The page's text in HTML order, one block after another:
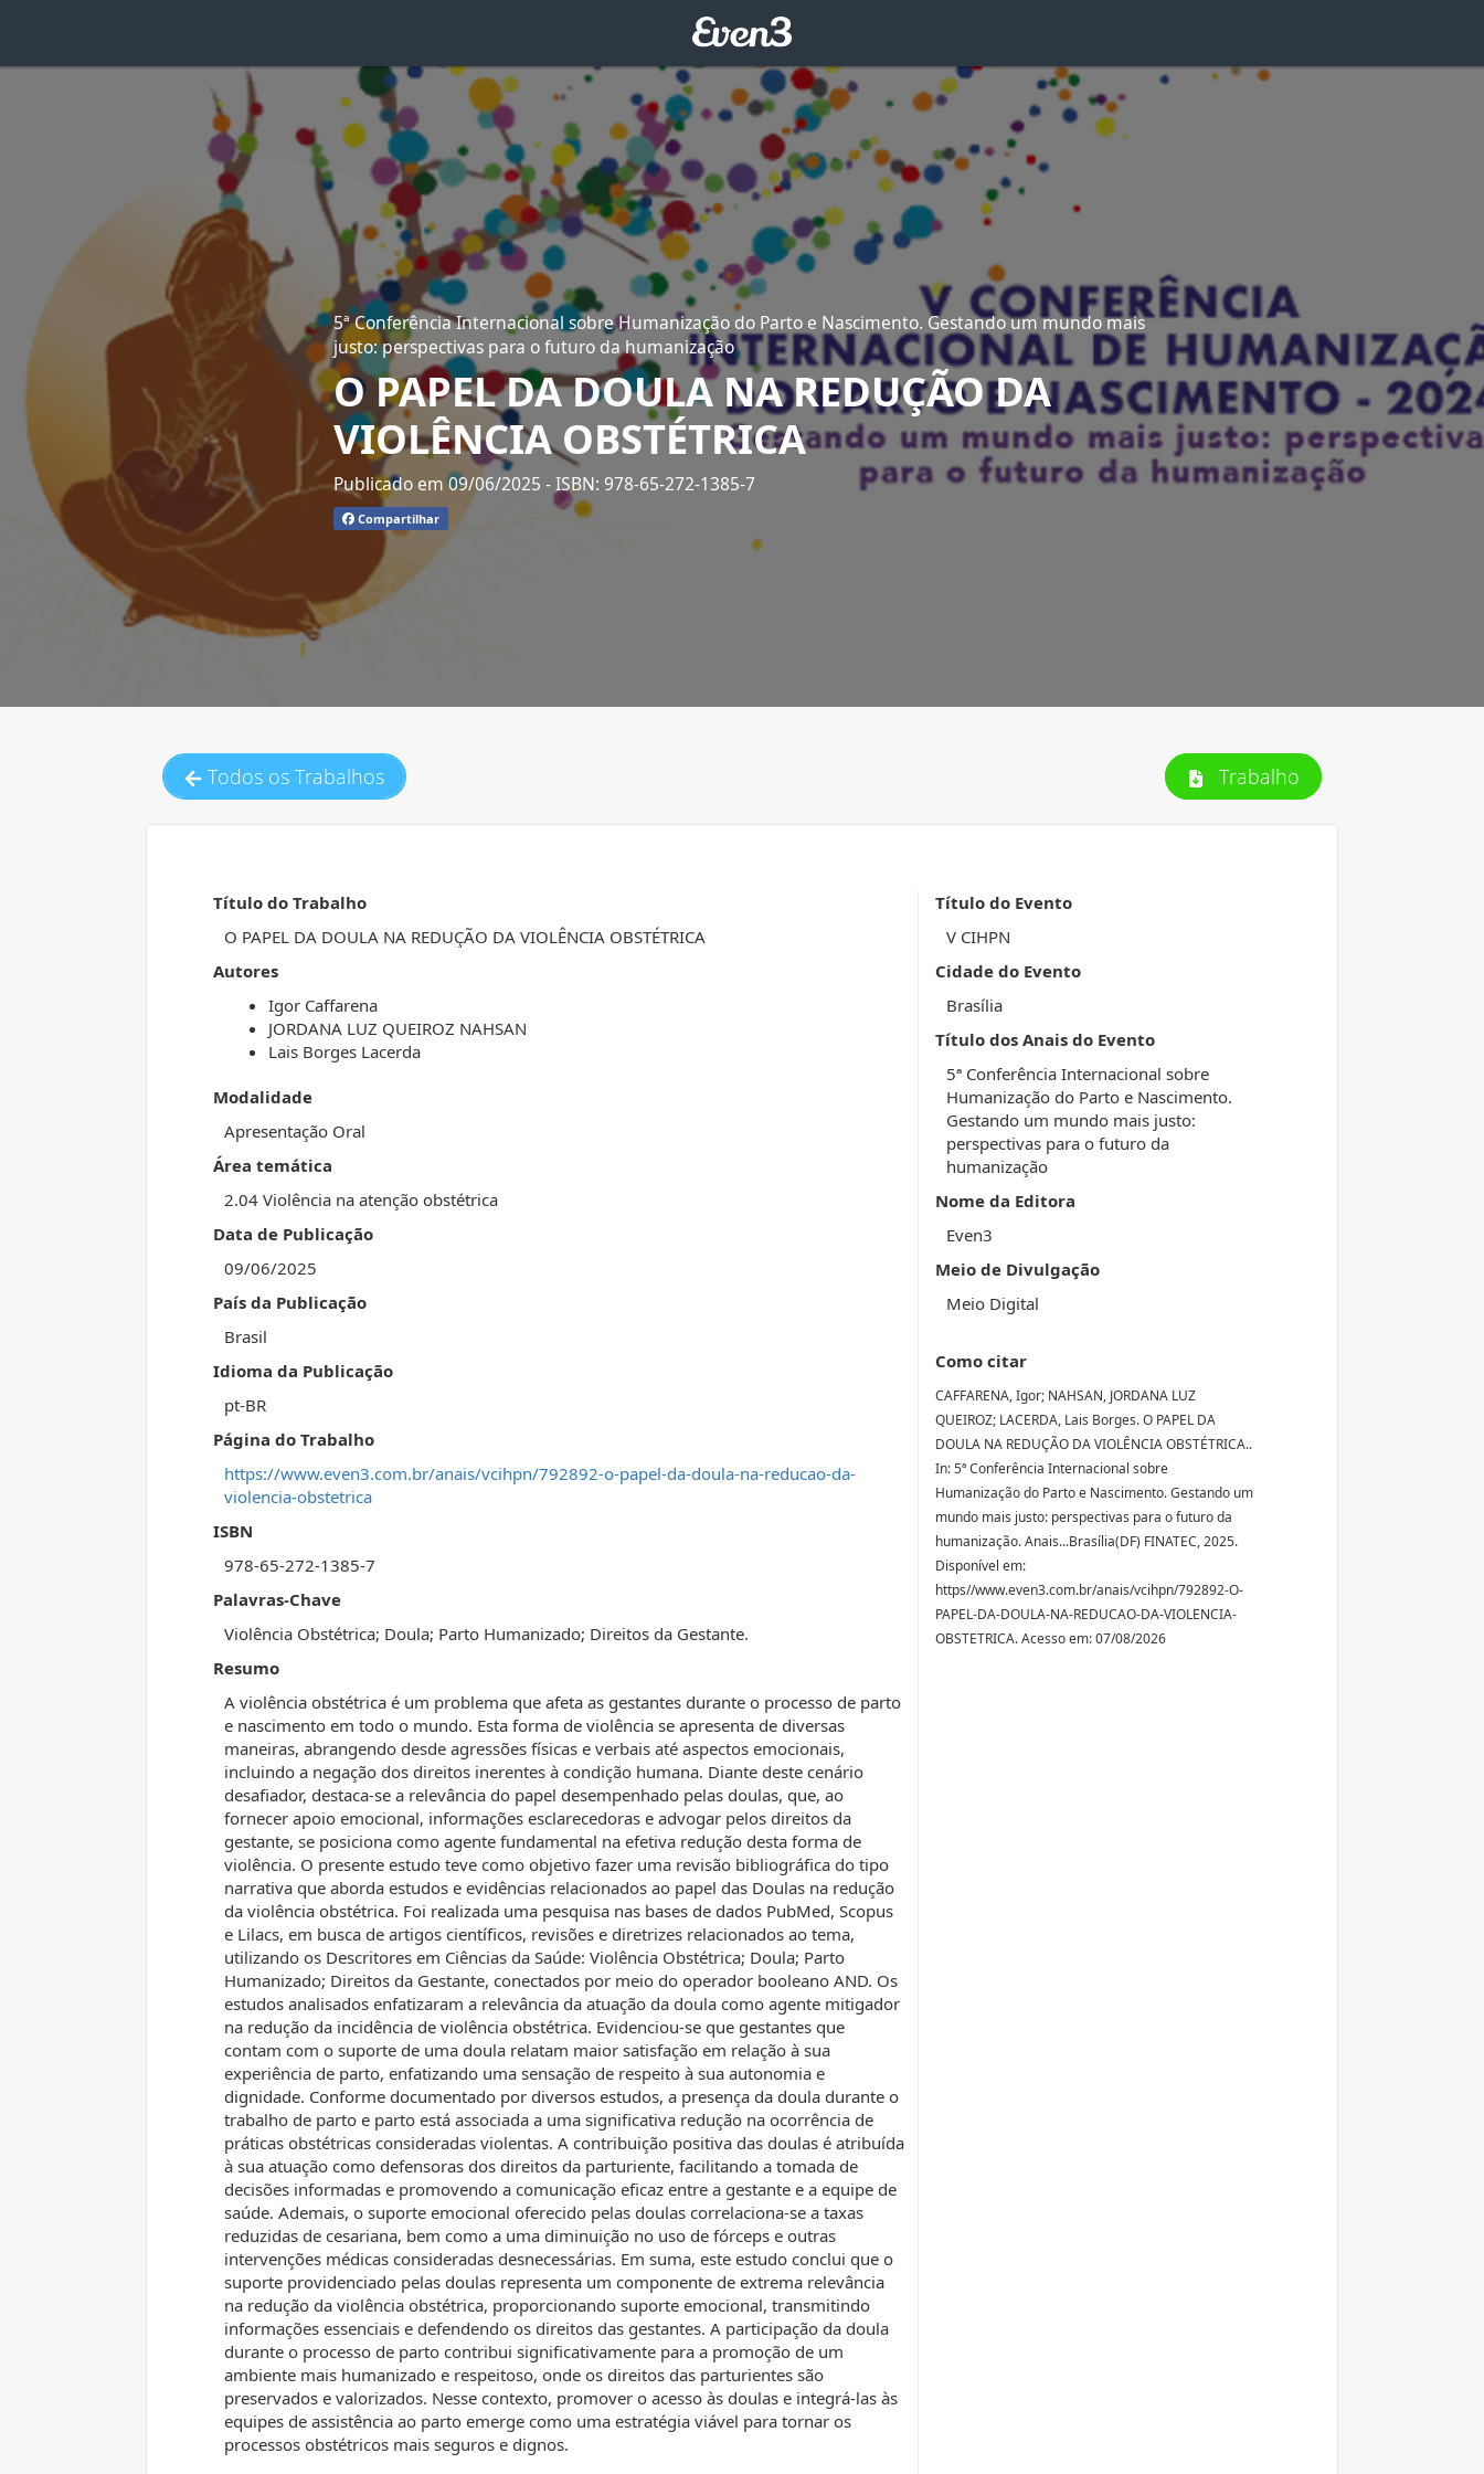
5ª Conferência Internacional sobre Humanização do Parto e Nascimento. Gestando um mundo mais
justo: perspectivas para o futuro da humanização
O PAPEL DA DOULA NA REDUÇÃO DA
VIOLÊNCIA OBSTÉTRICA
Publicado em 09/06/2025- ISBN: 978-65-272-1385-7
Compartilhar
Todos os Trabalhos Trabalho
Título do Trabalho
O PAPEL DA DOULA NA REDUÇÃO DA VIOLÊNCIA OBSTÉTRICA
Autores
Igor Caffarena
JORDANA LUZ QUEIROZ NAHSAN
Lais Borges Lacerda
Modalidade
Apresentação Oral
Área temática
2.04 Violência na atenção obstétrica
Data de Publicação
09/06/2025
País da Publicação
Brasil
Idioma da Publicação
pt-BR
Página do Trabalho
https://www.even3.com.br/anais/vcihpn/792892-o-papel-da-doula-na-reducao-da-
violencia-obstetrica
ISBN
978-65-272-1385-7
Palavras-Chave
Violência Obstétrica; Doula; Parto Humanizado; Direitos da Gestante.
Resumo
A violência obstétrica é um problema que afeta as gestantes durante o processo de parto
e nascimento em todo o mundo. Esta forma de violência se apresenta de diversas
maneiras, abrangendo desde agressões físicas e verbais até aspectos emocionais,
incluindo a negação dos direitos inerentes à condição humana. Diante deste cenário
desafiador, destaca-se a relevância do papel desempenhado pelas doulas, que, ao
fornecer apoio emocional, informações esclarecedoras e advogar pelos direitos da
gestante, se posiciona como agente fundamental na efetiva redução desta forma de
violência. O presente estudo teve como objetivo fazer uma revisão bibliográfica do tipo
narrativa que aborda estudos e evidências relacionados ao papel das Doulas na redução
da violência obstétrica. Foi realizada uma pesquisa nas bases de dados PubMed, Scopus
e Lilacs, em busca de artigos científicos, revisões e diretrizes relacionados ao tema,
utilizando os Descritores em Ciências da Saúde: Violência Obstétrica; Doula; Parto
Humanizado; Direitos da Gestante, conectados por meio do operador booleano AND. Os
estudos analisados enfatizaram a relevância da atuação da doula como agente mitigador
na redução da incidência de violência obstétrica. Evidenciou-se que gestantes que
contam com o suporte de uma doula relatam maior satisfação em relação à sua
experiência de parto, enfatizando uma sensação de respeito à sua autonomia e
dignidade. Conforme documentado por diversos estudos, a presença da doula durante o
trabalho de parto e parto está associada a uma significativa redução na ocorrência de
práticas obstétricas consideradas violentas. A contribuição positiva das doulas é atribuída
à sua atuação como defensoras dos direitos da parturiente, facilitando a tomada de
decisões informadas e promovendo a comunicação eficaz entre a gestante e a equipe de
saúde. Ademais, o suporte emocional oferecido pelas doulas correlaciona-se a taxas
reduzidas de cesariana, bem como a uma diminuição no uso de fórceps e outras
intervenções médicas consideradas desnecessárias. Em suma, este estudo conclui que o
suporte providenciado pelas doulas representa um componente de extrema relevância
na redução da violência obstétrica, proporcionando suporte emocional, transmitindo
informações essenciais e defendendo os direitos das gestantes. A participação da doula
durante o processo de parto contribui significativamente para a promoção de um
ambiente mais humanizado e respeitoso, onde os direitos das parturientes são
preservados e valorizados. Nesse contexto, promover o acesso às doulas e integrá-las às
equipes de assistência ao parto emerge como uma estratégia viável para tornar os
processos obstétricos mais seguros e dignos.
Título do Evento
V CIHPN
Cidade do Evento
Brasília
Título dos Anais do Evento
5ª Conferência Internacional sobre
Humanização do Parto e Nascimento.
Gestando um mundo mais justo:
perspectivas para o futuro da
humanização
Nome da Editora
Even3
Meio de Divulgação
Meio Digital
Como citar
CAFFARENA, Igor; NAHSAN, JORDANA LUZ
QUEIROZ; LACERDA, Lais Borges. O PAPEL DA
DOULA NA REDUÇÃO DA VIOLÊNCIA OBSTÉTRICA..
In: 5ª Conferência Internacional sobre
Humanização do Parto e Nascimento. Gestando um
mundo mais justo: perspectivas para o futuro da
humanização. Anais...Brasília(DF) FINATEC, 2025.
Disponível em:
https//www.even3.com.br/anais/vcihpn/792892-O-
PAPEL-DA-DOULA-NA-REDUCAO-DA-VIOLENCIA-
OBSTETRICA. Acesso em: 07/08/2026